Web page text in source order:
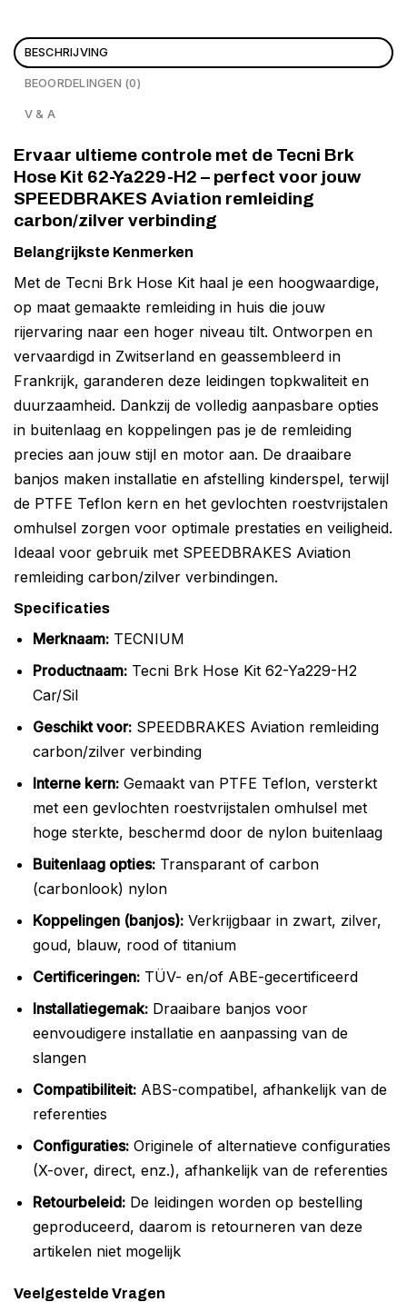
BESCHRIJVING
BEOORDELINGEN (0)
V & A
Ervaar ultieme controle met de Tecni Brk
Hose Kit 62-Ya229-H2 – perfect voor jouw
SPEEDBRAKES Aviation remleiding
carbon/zilver verbinding
Belangrijkste Kenmerken
Met de Tecni Brk Hose Kit haal je een hoogwaardige,
op maat gemaakte remleiding in huis die jouw
rijervaring naar een hoger niveau tilt. Ontworpen en
vervaardigd in Zwitserland en geassembleerd in
Frankrijk, garanderen deze leidingen topkwaliteit en
duurzaamheid. Dankzij de volledig aanpasbare opties
in buitenlaag en koppelingen pas je de remleiding
precies aan jouw stijl en motor aan. De draaibare
banjos maken installatie en afstelling kinderspel, terwijl
de PTFE Teflon kern en het gevlochten roestvrijstalen
omhulsel zorgen voor optimale prestaties en veiligheid.
Ideaal voor gebruik met SPEEDBRAKES Aviation
remleiding carbon/zilver verbindingen.
Specificaties
Merknaam:TECNIUM
Productnaam:Tecni Brk Hose Kit 62-Ya229-H2
Car/Sil
Geschikt voor:SPEEDBRAKES Aviation remleiding
carbon/zilver verbinding
Interne kern:Gemaakt van PTFE Teflon, versterkt
met een gevlochten roestvrijstalen omhulsel met
hoge sterkte, beschermd door de nylon buitenlaag
Buitenlaag opties:Transparant of carbon
(carbonlook) nylon
Koppelingen (banjos):Verkrijgbaar in zwart, zilver,
goud, blauw, rood of titanium
Certificeringen:TÜV- en/of ABE-gecertificeerd
Installatiegemak:Draaibare banjos voor
eenvoudigere installatie en aanpassing van de
slangen
Compatibiliteit:ABS-compatibel, afhankelijk van de
referenties
Configuraties:Originele of alternatieve configuraties
(X-over, direct, enz.), afhankelijk van de referenties
Retourbeleid:De leidingen worden op bestelling
geproduceerd, daarom is retourneren van deze
artikelen niet mogelijk
Veelgestelde Vragen